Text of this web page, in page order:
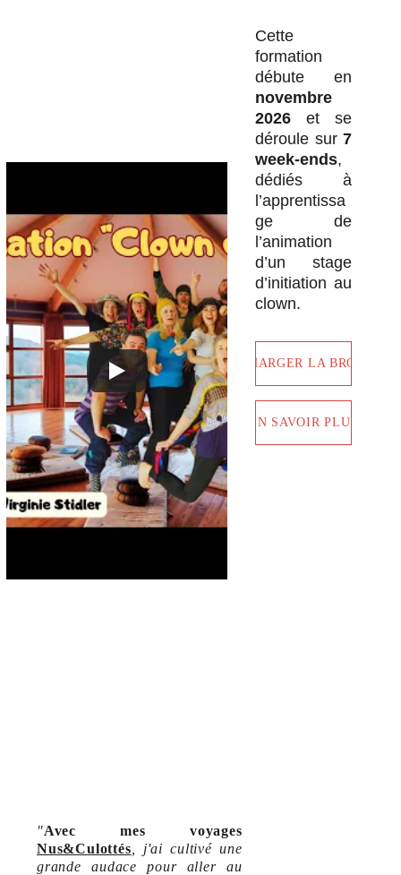
TELECHARGER LA BROCHURE
EN SAVOIR PLUS
Cette
formation
débute en
novembre
2026et se
déroule sur7
week-ends,
dédiés à
l’apprentissa
ge de
l’animation
d’un stage
d’initiation au
clown.
"Avec mes voyages
Nus&Culottés , j'ai cultivé une
grande audace pour aller au